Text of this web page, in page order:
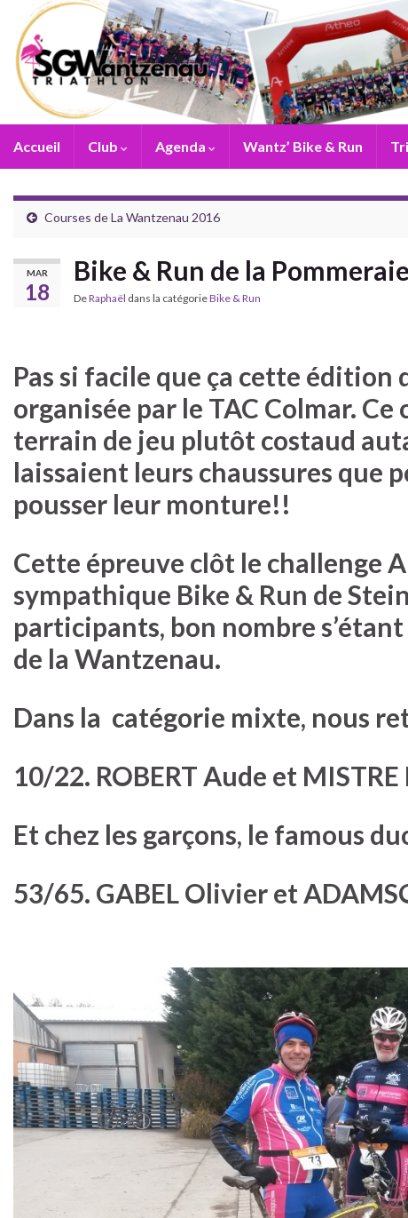
Accueil Club Agenda Wantz’ Bike & Run
Courses de La Wantzenau 2016
MAR
18
Bike & Run de la
DeRaphaël dans la catégorieBike & Run
Pas si facile que ça cette édition
organisée par le TAC Colmar.
terrain de jeu plutôt costaud
laissaient leurs chaussures que
pousser leur monture!!
Cette épreuve clôt le challenge
sympathique Bike & Run de
participants, bon nombre
de la Wantzenau.
Dans la catégorie mixte, nous
10/22. ROBERT Aude et
Et chez les garçons, le famous
53/65. GABEL Olivier et